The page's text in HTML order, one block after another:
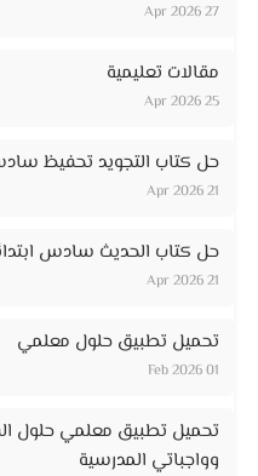
27 Apr 2026
مقالات تعليمية
25 Apr 2026
حل كتاب التجويد تحفيظ
21 Apr 2026
حل كتاب الحديث سادس
21 Apr 2026
تحميل تطبيق حلول معلمي
01 Feb 2026
تحميل تطبيق معلمي حلول
وواجباتي المدرسية